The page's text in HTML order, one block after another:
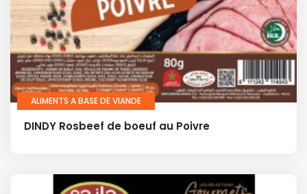
ALIMENTS A BASE DE VIANDE
DINDY Rosbeef de boeuf au Poivre